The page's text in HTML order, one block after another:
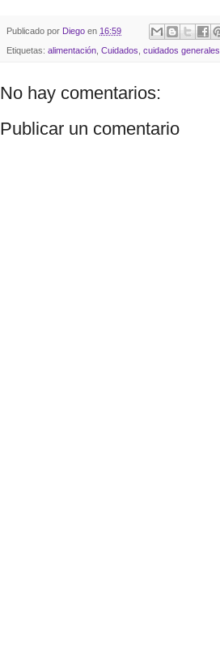
Publicado por Diego en 16:59
Etiquetas: alimentación Cuidados cuidados generales
No hay comentarios:
Publicar un comentario